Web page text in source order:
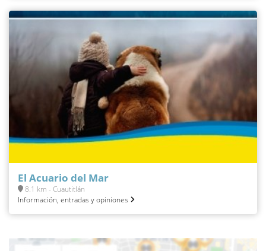
El Acuario del Mar
8.1 km - Cuautitlán
Información, entradas y opiniones